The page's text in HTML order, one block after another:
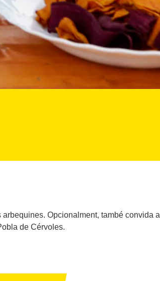
Opcionalment, també convida a
de Cérvoles.